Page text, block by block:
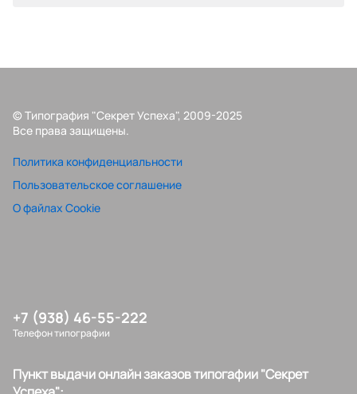
© Типография "Секрет Успеха", 2009-2025
Все права защищены.
Политика конфиденциальности
Пользовательское соглашение
О файлах Cookie
+7 (938) 46-55-222
Телефон типографии
Пункт выдачи онлайн заказов типогафии "Секрет